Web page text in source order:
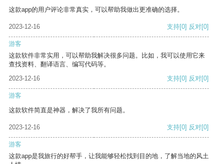
这款app的用户评论非常真实，可以帮助我做出更准确的选择。
2023-12-16 支持[0] 反对[0]
游客
这款软件非常实用，可以帮助我解决很多问题。比如，我可以使用它来
查找资料、翻译语言、编写代码等。
2023-12-16
支持[0] 反对[0]
游客
这款软件简直是神器，解决了我所有问题。
2023-12-16 支持[0] 反对[0]
游客
这款app是我旅行的好帮手，让我能够轻松找到目的地，了解当地的风土